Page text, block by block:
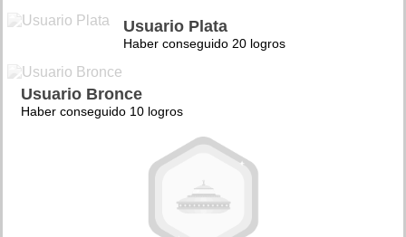
Usuario Plata
Haber conseguido 20 logros
Usuario Bronce
Haber conseguido 10 logros